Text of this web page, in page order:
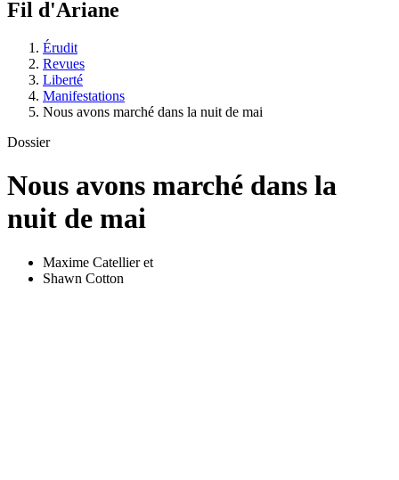
Fil d'Ariane
Érudit
Revues
Liberté
Manifestations
Nous avons marché dans la nuit de mai
Dossier
Nous avons marché dans la
nuit de mai
Maxime Catellieret
Shawn Cotton